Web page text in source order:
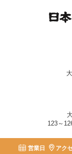
123～
営業日 アク